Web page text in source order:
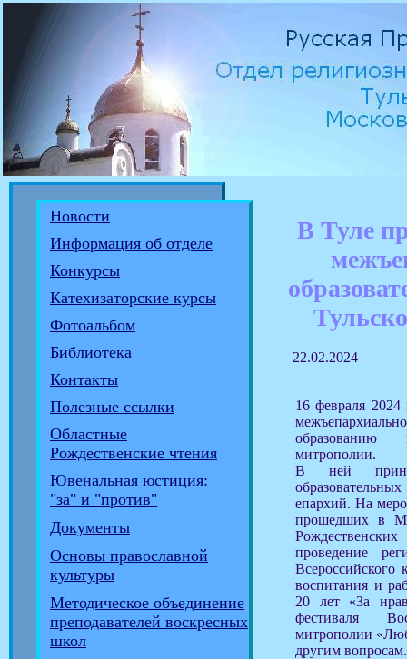
Новости
Информация об отделе
Конкурсы
Катехизаторские курсы
Фотоальбом
Библиотека
Контакты
Полезные ссылки
Областные
Рождественские чтения
Ювенальная юстиция:
"за" и "против"
Документы
Основы православной
культуры
Методическое объединение
преподавателей воскресных
школ
В Туле
22.02.2024
16 февраля
образованию
митрополии.
В ней
епархий. На
прошедших в
проведение
Всероссийского
воспитания и
20 лет «За
фестиваля
митрополии
другим вопросам.